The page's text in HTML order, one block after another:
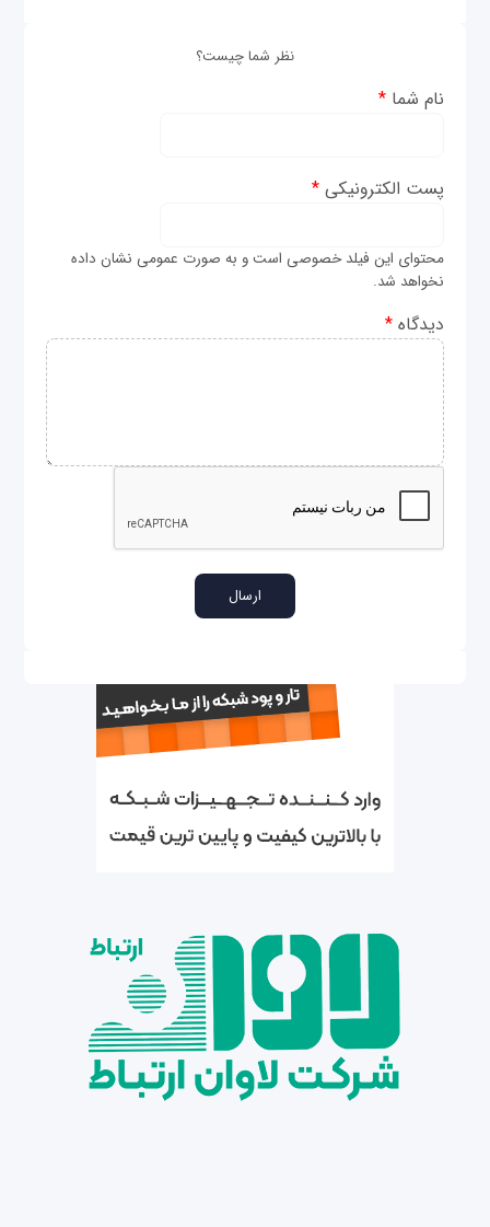
نظر شما چیست؟
نام شما*
پست الکترونیکی*
محتوای این فیلد خصوصی است و به صورت عمومی نشان داده
نخواهد شد.
دیدگاه*